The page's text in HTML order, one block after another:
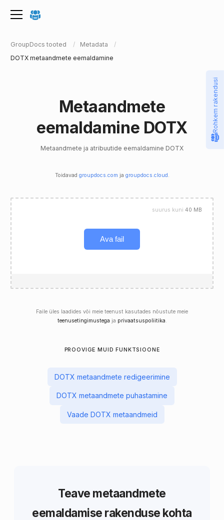
GroupDocs tooted
Metadata
DOTX metaandmete eemaldamine
Metaandmete
eemaldamine DOTX
Metaandmete ja atribuutide eemaldamine DOTX
Toidavad groupdocs.com ja groupdocs.cloud .
Ava fail
suurus kuni 40 MB
Faile üles laadides või meie teenust kasutades nõustute meie
teenusetingimustega ja privaatsuspoliitika.
PROOVIGE MUID FUNKTSIOONE
DOTX metaandmete redigeerimine
DOTX metaandmete puhastamine
Vaade DOTX metaandmeid
Teave metaandmete
eemaldamise rakenduse kohta
Rohkem rakendusi